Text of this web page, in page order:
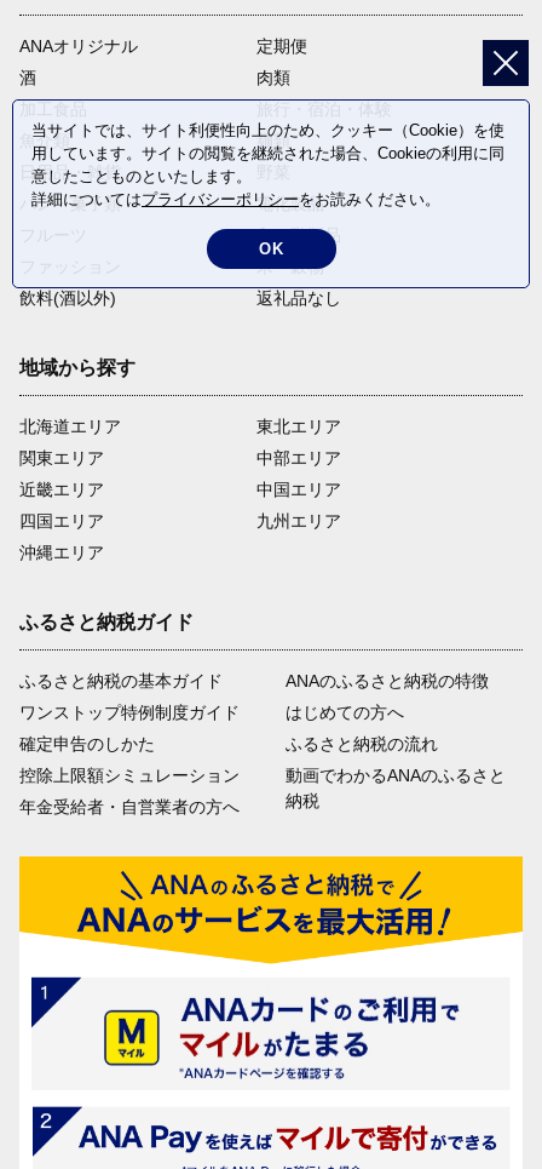
ANAオリジナル
定期便
酒
肉類
魚介類
麺類
日用品・雑貨
パン・菓子類
電化製品
卵・乳製品
米・穀物
飲料(酒以外)
返礼品なし
地域から探す
北海道エリア
関東エリア
近畿エリア
四国エリア
沖縄エリア
東北エリア
中部エリア
中国エリア
九州エリア
ふるさと納税ガイド
ふるさと納税の基本ガイド
ワンストップ特例制度ガイド
確定申告のしかた
控除上限額シミュレーション
年金受給者・自営業者の方へ
ANAのふるさと納税の特徴
はじめての方へ
ふるさと納税の流れ
動画でわかるANAのふるさと
納税
当サイトでは、サイト利便性向上のため、クッキー（Cookie）を使
用しています。サイトの閲覧を継続された場合、Cookieの利用に同
意したことものといたします。
詳細についてはプライバシーポリシーをお読みください。
OK